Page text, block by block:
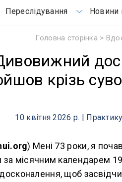
Переслідування Новини
Головна сторінка >
крізь
10 квітня 2026 р. |
) Мені 73 роки, я
за місячним календарем
щоб